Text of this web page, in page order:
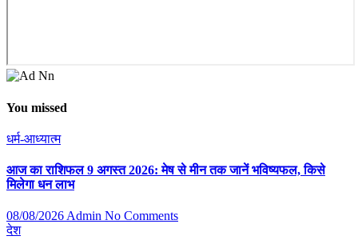
You missed
धर्म-आध्यात्म
आज का राशिफल 9 अगस्त 2026: मेष से मीन तक जानें भविष्यफल, किसे
मिलेगा धन लाभ
08/08/2026Admin No Comments
देश